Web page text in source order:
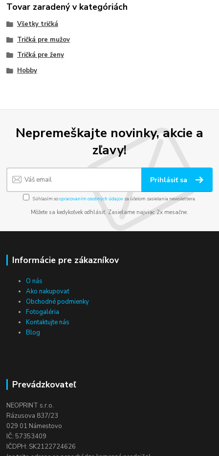
Tovar zaradený v kategóriách
Všetky tričká
Tričká pre mužov
Tričká pre ženy
Hobby
Nepremeškajte novinky, akcie a
zľavy!
Prihlásiť sa
Súhlasím sospracovaním osobných údajov za účelom zasielania newslettera.
Môžete sa kedykoľvek odhlásiť. Zasielame najviac 2x mesačne.
Informácie pre zákazníkov
O nás
Ako nakupovať
Obchodné podmienky
Fotogaléria
Kontaktujte nás
Blog
Prevádzkovateľ
NEOPRINT s.r.o.
Rázusova 837/23
029 01 Námestovo
IČ: 57353409
IČDPH: SK2122724626